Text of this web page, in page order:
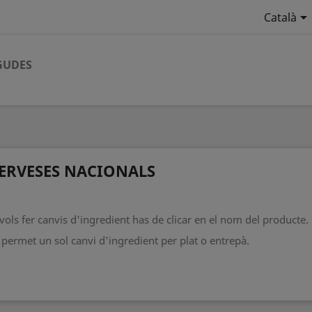
Català
NACIONALS
fer canvis d'ingredient has de clicar en el nom del producte.
permet un sol canvi d'ingredient per plat o entrepà.